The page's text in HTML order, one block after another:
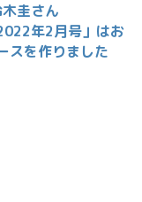
圭さん
年2月号」はお
スを作りました